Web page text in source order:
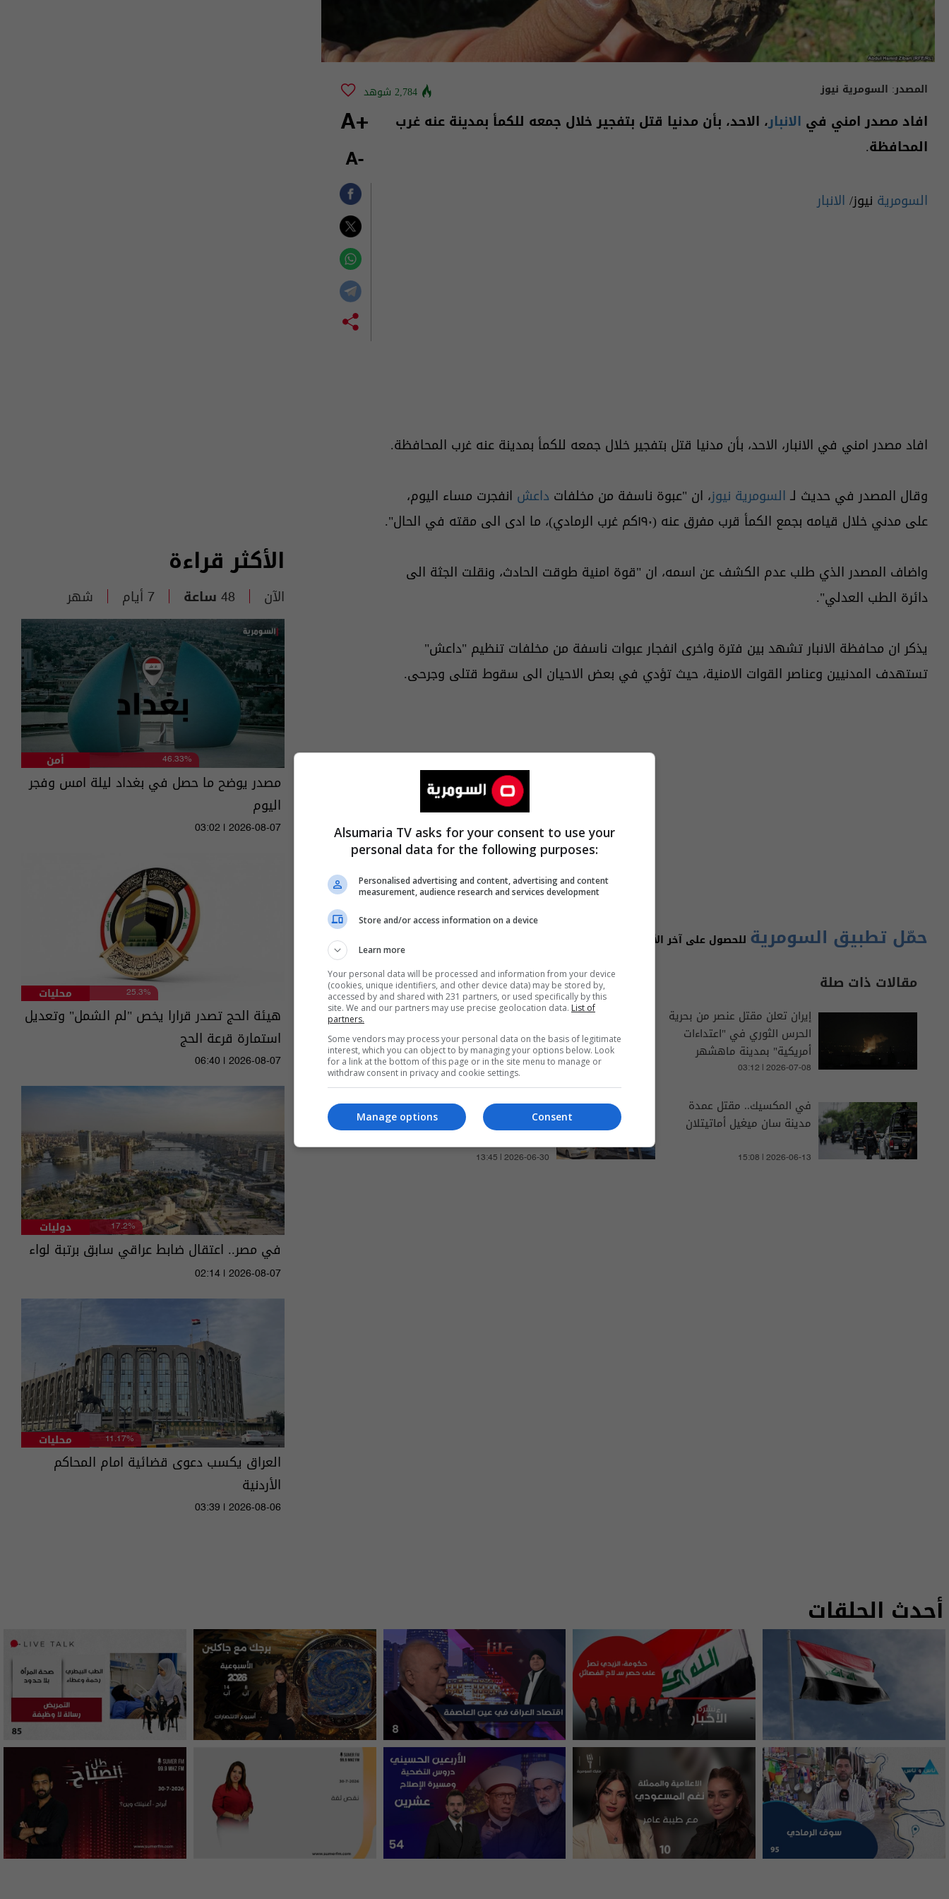
المصدر: السومرية نيوز 2,784 شوهد
افاد مصدر امني في الانبار، الاحد، بأن مدنيا قتل بتفجير خلال جمعه للكمأ بمدينة عنه غرب
المحافظة.
السومرية نيوز/ الانبار
افاد مصدر امني في الانبار، الاحد، بأن مدنيا قتل بتفجير خلال جمعه للكمأ بمدينة عنه غرب المحافظة.
وقال المصدر في حديث لـ السومرية نيوز، ان "عبوة ناسفة من مخلفات داعش انفجرت مساء اليوم،
على مدني خلال قيامه بجمع الكمأ قرب مفرق عنه (١٩٠كم غرب الرمادي)، ما ادى الى مقته في الحال".
واضاف المصدر الذي طلب عدم الكشف عن اسمه، ان "قوة امنية طوقت الحادث، ونقلت الجثة الى
دائرة الطب العدلي".
يذكر ان محافظة الانبار تشهد بين فترة واخرى انفجار عبوات ناسفة من مخلفات تنظيم "داعش"
تستهدف المدنيين وعناصر القوات الامنية، حيث تؤدي في بعض الاحيان الى سقوط قتلى وجرحى.
حمّل تطبيق السومرية للحصول على آخر الأخبار والتغطيات الخاصة
مقالات ذات صلة
إيران تعلن مقتل عنصر من بحرية
الحرس الثوري في "اعتداءات
أمريكية" بمدينة ماهشهر
03:12 | 2026-07-08
مقتل 5 أشخاص بإطلاق نار في
مدينة ألمانية واعتقال مشتبه
به
08:31 | 2026-06-29
في المكسيك.. مقتل عمدة
مدينة سان ميغيل أماتيتلان
15:08 | 2026-06-13
مقتل شخص بتفجير سيارة في
منطقة حيفا
13:45 | 2026-06-30
+A
-A
الأكثر قراءة
الآن 48 ساعة 7 أيام شهر
أمن 46.33%
مصدر يوضح ما حصل في بغداد ليلة امس وفجر
اليوم
03:02 | 2026-08-07
محليات 25.3%
هيئة الحج تصدر قرارا يخص "لم الشمل" وتعديل
استمارة قرعة الحج
06:40 | 2026-08-07
دوليات 17.2%
في مصر.. اعتقال ضابط عراقي سابق برتبة لواء
02:14 | 2026-08-07
محليات 11.17%
العراق يكسب دعوى قضائية امام المحاكم
الأردنية
03:39 | 2026-08-06
أحدث الحلقات
Alsumaria TV asks for your consent to use your
personal data for the following purposes:
Personalised advertising and content, advertising and content
measurement, audience research and services development
Store and/or access information on a device
Learn more
Your personal data will be processed and information from your device
(cookies, unique identifiers, and other device data) may be stored by,
accessed by and shared with 231 partners, or used specifically by this
site. We and our partners may use precise geolocation data. List of
partners.
Some vendors may process your personal data on the basis of legitimate
interest, which you can object to by managing your options below. Look
for a link at the bottom of this page or in the site menu to manage or
withdraw consent in privacy and cookie settings.
Consent
Manage options